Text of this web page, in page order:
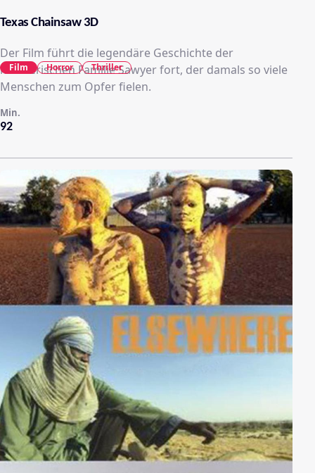
Texas Chainsaw 3D
Der Film führt die legendäre Geschichte der
mörderischen Familie Sawyer fort, der damals so viele
Menschen zum Opfer fielen.
92
Min.
Film Horror Thriller